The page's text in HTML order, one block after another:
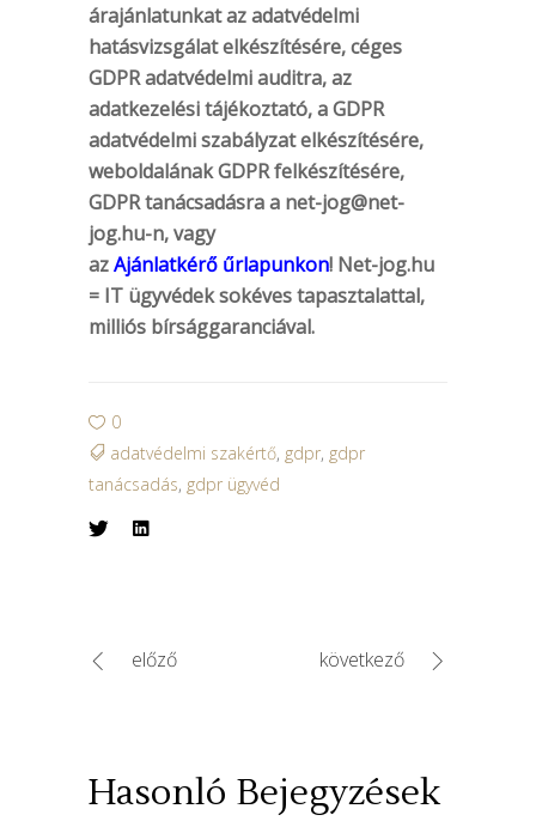
árajánlatunkat az adatvédelmi
hatásvizsgálat elkészítésére, céges
GDPR adatvédelmi auditra, az
adatkezelési tájékoztató, a GDPR
adatvédelmi szabályzat elkészítésére,
weboldalának GDPR felkészítésére,
GDPR tanácsadásra a net-jog@net-
jog.hu-n, vagy
azAjánlatkérő űrlapunkon! Net-jog.hu
= IT ügyvédek sokéves tapasztalattal,
milliós bírsággaranciával.
0
adatvédelmi szakértő, gdpr, gdpr
tanácsadás, gdpr ügyvéd
előző következő
Hasonló Bejegyzések